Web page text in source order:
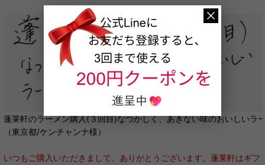
蓬莱軒のラーメン購入(３回目)なつかしく、あきない味のおいしいラ
（東京都/ケンチャンナ様）
いつもご購入いただきまして、ありがとうございます。蓬莱軒はギフ